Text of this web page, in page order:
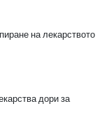
на лекарството
дори за